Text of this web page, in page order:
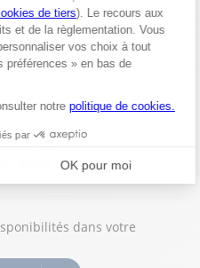
Powered byevermaps ©
à 18h
email
dans votre